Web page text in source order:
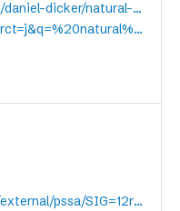
http://www.huffingtonpost.com/daniel-dicker/natural-gas_b_1419329.html
http://www.google.hr/url?sa=t&rct=j&q=%20natural%20gas%202012&source=web&cd=4&ved=0CE4QFjAD&url=http%3A%2F%2Fenergybusiness.in%2Fnatural-gas-outlook-2012-13%2F&ei=uLqJT5zfCozc4QT6rsH4CQ&usg=AFQjCNHYBqNKf4MSdg21fNXfbOcKGp-H3g&cad=rja
http://us.rd.yahoo.com/finance/external/pssa/SIG=12rotfnd6/*http://seekingalpha.com/article/496461-chesapeake-will-race-higher-on-natural-gas-upswing?source=yahoo